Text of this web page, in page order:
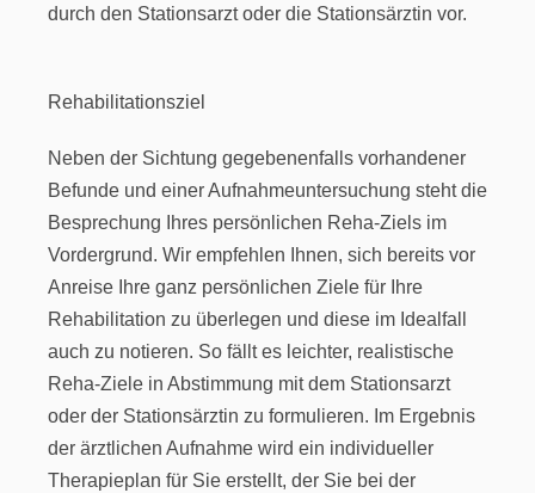
durch den Stationsarzt oder die Stationsärztin vor.
Rehabilitationsziel
Neben der Sichtung gegebenenfalls vorhandener
Befunde und einer Aufnahmeuntersuchung steht die
Besprechung Ihres persönlichen Reha-Ziels im
Vordergrund. Wir empfehlen Ihnen, sich bereits vor
Anreise Ihre ganz persönlichen Ziele für Ihre
Rehabilitation zu überlegen und diese im Idealfall
auch zu notieren. So fällt es leichter, realistische
Reha-Ziele in Abstimmung mit dem Stationsarzt
oder der Stationsärztin zu formulieren. Im Ergebnis
der ärztlichen Aufnahme wird ein individueller
Therapieplan für Sie erstellt, der Sie bei der